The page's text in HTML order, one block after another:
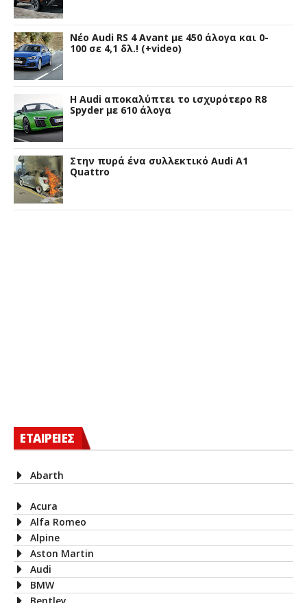
Νέο Audi RS 4 Avant με 450 άλογα και 0-
100 σε 4,1 δλ.! (+video)
Η Audi αποκαλύπτει το ισχυρότερο R8
Spyder με 610 άλογα
Στην πυρά ένα συλλεκτικό Audi A1
Quattro
ΕΤΑΙΡΕΙΕΣ
Abarth
Acura
Alfa Romeo
Alpine
Aston Martin
Audi
BMW
Bentley